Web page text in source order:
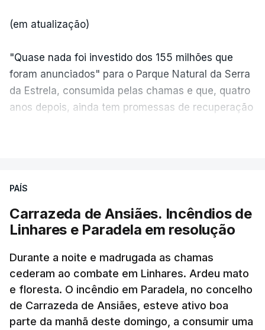
(em atualização)
"Quase nada foi investido dos 155 milhões que
foram anunciados" para o Parque Natural da Serra
da Estrela, consumida pelas chamas e que, quatro
anos depois, ainda tem promessas de recuperação
ESTE CONTEÚDO ESTÁ NESTE
PAÍS
Carrazeda de Ansiães. Incêndios de
Linhares e Paradela em resolução
Durante a noite e madrugada as chamas
cederam ao combate em Linhares. Ardeu mato
e floresta. O incêndio em Paradela, no concelho
de Carrazeda de Ansiães, esteve ativo boa
parte da manhã deste domingo, a consumir uma